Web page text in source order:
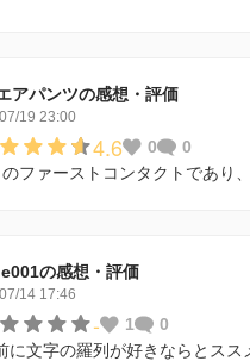
アパンツの感想・評価
19 23:00
4.6 0
0
ファーストコンタクトであり
の感想・評価
14 17:46
- 1
0
に文字の羅列が好きならとス